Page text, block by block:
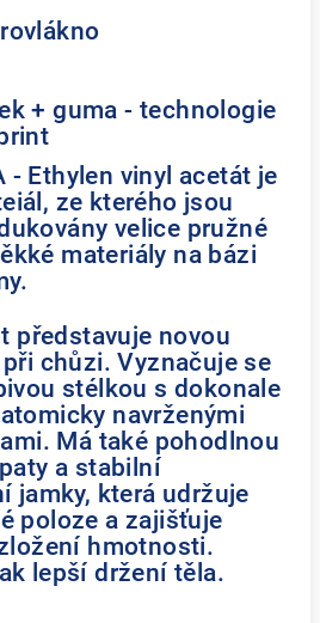
+ guma - technologie
- Ethylen vinyl acetát je
ze kterého jsou
velice pružné
materiály na bázi
představuje novou
chůzi. Vyznačuje se
stélkou s dokonale
navrženými
Má také pohodlnou
a stabilní
jamky, která udržuje
poloze a zajišťuje
hmotnosti.
lepší držení těla.